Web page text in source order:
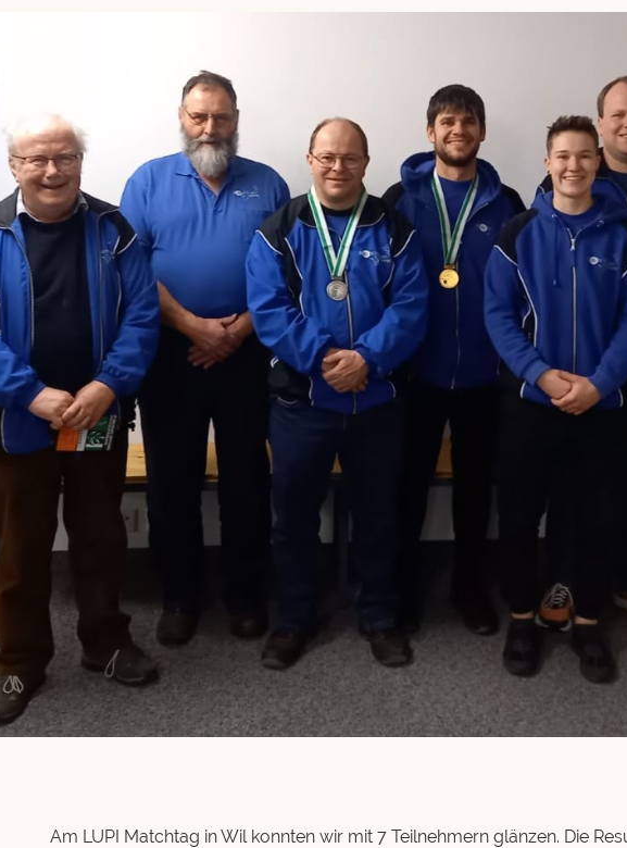
Am LUPI Matchtag in Wil konnten wir mit 7 Teilnehmern glänzen. Die